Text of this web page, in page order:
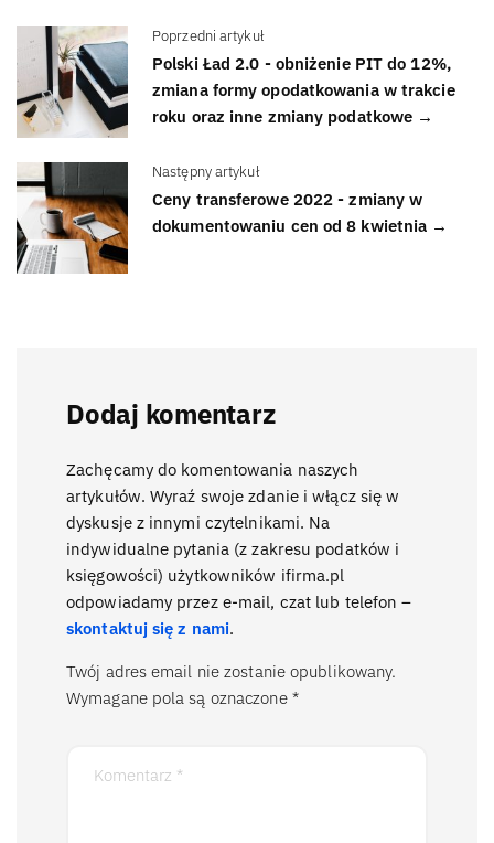
Poprzedni artykuł
Polski Ład 2.0 - obniżenie PIT do 12%,
zmiana formy opodatkowania w trakcie
roku oraz inne zmiany podatkowe →
Następny artykuł
Ceny transferowe 2022 - zmiany w
dokumentowaniu cen od 8 kwietnia →
Dodaj komentarz
Zachęcamy do komentowania naszych
artykułów. Wyraź swoje zdanie i włącz się w
dyskusje z innymi czytelnikami. Na
indywidualne pytania (z zakresu podatków i
księgowości) użytkowników ifirma.pl
odpowiadamy przez e-mail, czat lub telefon –
skontaktuj się z nami.
Twój adres email nie zostanie opublikowany.
Wymagane pola są oznaczone *